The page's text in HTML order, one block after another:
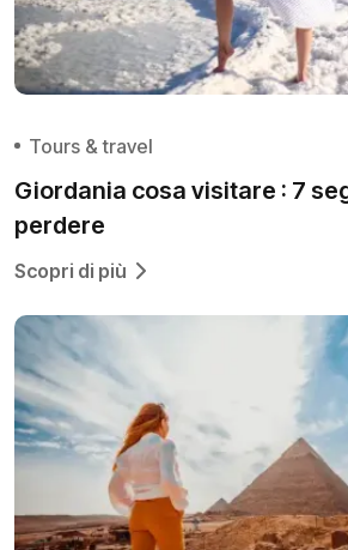
Tours & travel
Giordania cosa visitare : 7
perdere‍
Scopri di più